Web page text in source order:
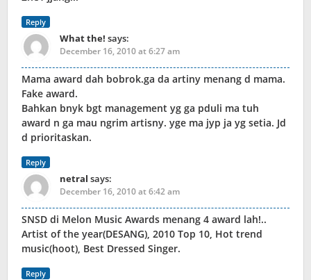
Reply
What the! says:
December 16, 2010 at 6:27 am
Mama award dah bobrok.ga da artiny menang d mama.
Fake award.
Bahkan bnyk bgt management yg ga pduli ma tuh
award n ga mau ngrim artisny. yge ma jyp ja yg setia. Jd
d prioritaskan.
Reply
netral says:
December 16, 2010 at 6:42 am
SNSD di Melon Music Awards menang 4 award lah!..
Artist of the year(DESANG), 2010 Top 10, Hot trend
music(hoot), Best Dressed Singer.
Reply